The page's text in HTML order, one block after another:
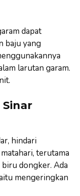
dapat
baju yang
larutan garam.
hindari
terutama
dongker. Ada
mengeringkan